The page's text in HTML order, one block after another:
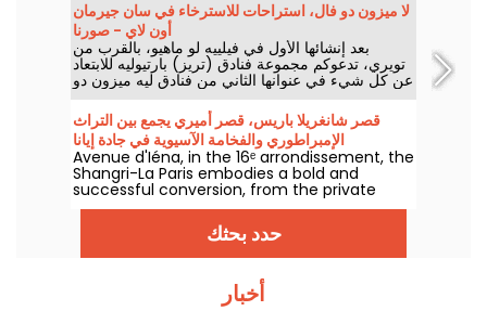
لا ميزون دو فال، استراحات للاسترخاء في سان جيرمان
أون لاي - صورنا
بعد إنشائها الأول في فيلييه لو ماهيو، بالقرب من
تويري، تدعوكم مجموعة فنادق (تريز) بارتيوليه للابتعاد
عن كل شيء في عنوانها الثاني من فنادق ليه ميزون دو
كامبانيه، لا ميزون دو فال، الذي تم افتتاحه في 17
نوفمبر 2021 في سان جيرمان أون لاي، في إيفلين.
قصر شانغريلا باريس، قصر أميري يجمع بين التراث
الإمبراطوري والفخامة الآسيوية في جادة إيانا
Avenue d'Iéna, in the 16ᵉ arrondissement, the
Shangri-La Paris embodies a bold and
successful conversion, from the private
palace of Prince Roland Bonaparte to a hotel
listed as a Historic Monument and
distinguished palace.حدد بحثك
أخبار